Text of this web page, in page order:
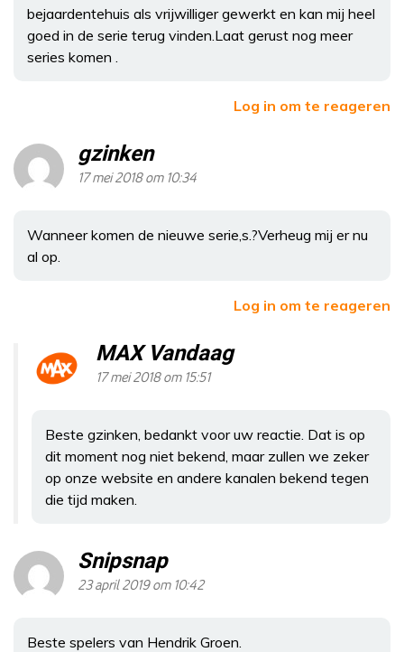
bejaardentehuis als vrijwilliger gewerkt en kan mij heel
goed in de serie terug vinden.Laat gerust nog meer
series komen .
Log in om te reageren
gzinken
17 mei 2018 om 10:34
Wanneer komen de nieuwe serie,s.?Verheug mij er nu
al op.
Log in om te reageren
MAX Vandaag
17 mei 2018 om 15:51
Beste gzinken, bedankt voor uw reactie. Dat is op
dit moment nog niet bekend, maar zullen we zeker
op onze website en andere kanalen bekend tegen
die tijd maken.
Snipsnap
23 april 2019 om 10:42
Beste spelers van Hendrik Groen.